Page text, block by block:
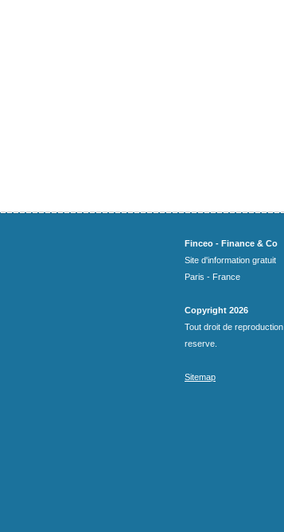
Finceo - Finance & Co
Site d'information gratuit
Paris - France
Copyright 2026
Tout droit de reproduction
reserve.
Sitemap